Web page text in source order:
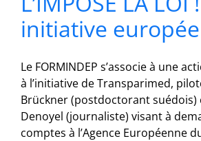
initiative
Le FORMINDEP s’associe à une
à l’initiative de Transparimed,
Brückner (postdoctorant suédois)
Denoyel (journaliste) visant à
comptes à l’Agence Européenne